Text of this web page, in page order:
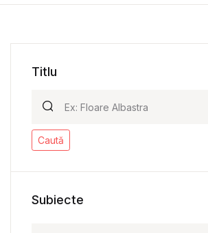
Titlu
Caută
Subiecte